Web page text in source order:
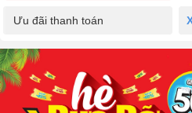
Ưu đãi thanh toán